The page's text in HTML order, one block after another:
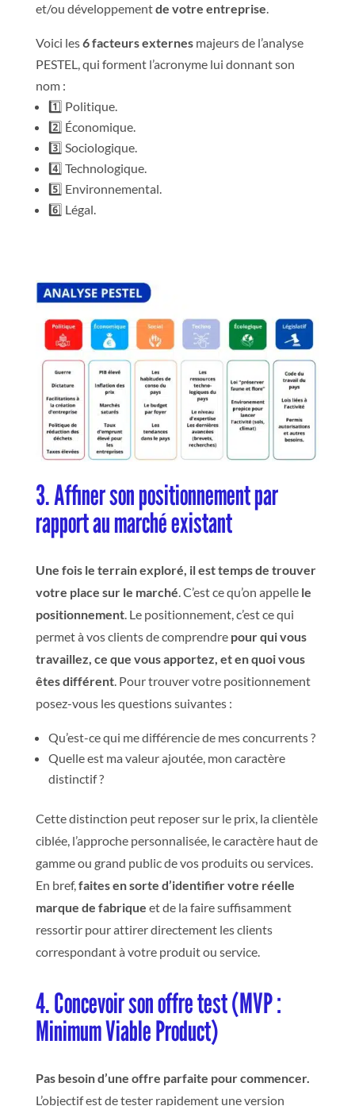
et/ou développementde votre entreprise.
Voici les6 facteurs externesmajeurs de l’analyse
PESTEL, qui forment l’acronyme lui donnant son
nom :
1️⃣ Politique.
2️⃣ Économique.
3️⃣ Sociologique.
4️⃣ Technologique.
5️⃣ Environnemental.
6️⃣ Légal.
3.Affiner son positionnement par
rapport au marché existant
Une fois le terrain exploré, il est temps de trouver
votre place sur le marché . C’est ce qu’on appellele
positionnement. Le positionnement, c’est ce qui
permet à vos clients de comprendre pour qui vous
travaillez, ce que vous apportez, et en quoi vous
êtes différent. Pour trouver votre positionnement
posez-vous les questions suivantes :
Qu’est-ce qui me différencie de mes concurrents ?
Quelle est ma valeur ajoutée, mon caractère
distinctif ?
Cette distinction peut reposer sur le prix, la clientèle
ciblée, l’approche personnalisée, le caractère haut de
gamme ou grand public de vos produits ou services.
En bref, faites en sorte d’identifier votre réelle
marque de fabrique et de la faire suffisamment
ressortir pour attirer directement les clients
correspondant à votre produit ou service.
4. Concevoir son offre test (MVP :
Minimum Viable Product)
Pas besoin d’une offre parfaite pour commencer.
L’objectif est de tester rapidement une version